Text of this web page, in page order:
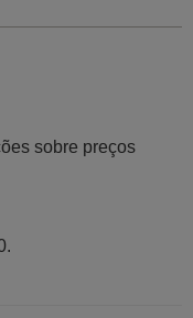
sobre preços